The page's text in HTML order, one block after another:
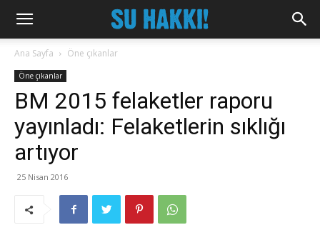
Ana Sayfa Öne çıkanlar
Öne çıkanlar
BM 2015 felaketler raporu
yayınladı: Felaketlerin sıklığı
artıyor
25 Nisan 2016